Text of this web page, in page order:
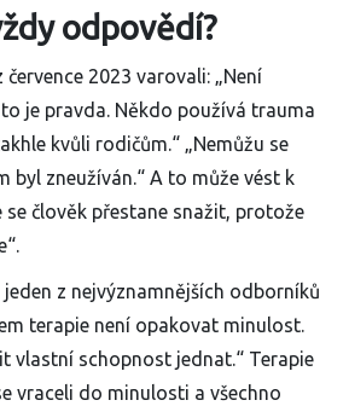
odpovědí?
července 2023 varovali: „Není
je pravda. Někdo používá trauma
kvůli rodičům.“ „Nemůžu se
byl zneužíván.“ A to může vést k
člověk přestane snažit, protože
jeden z nejvýznamnějších odborníků
terapie není opakovat minulost.
vlastní schopnost jednat.“ Terapie
vraceli do minulosti a všechno